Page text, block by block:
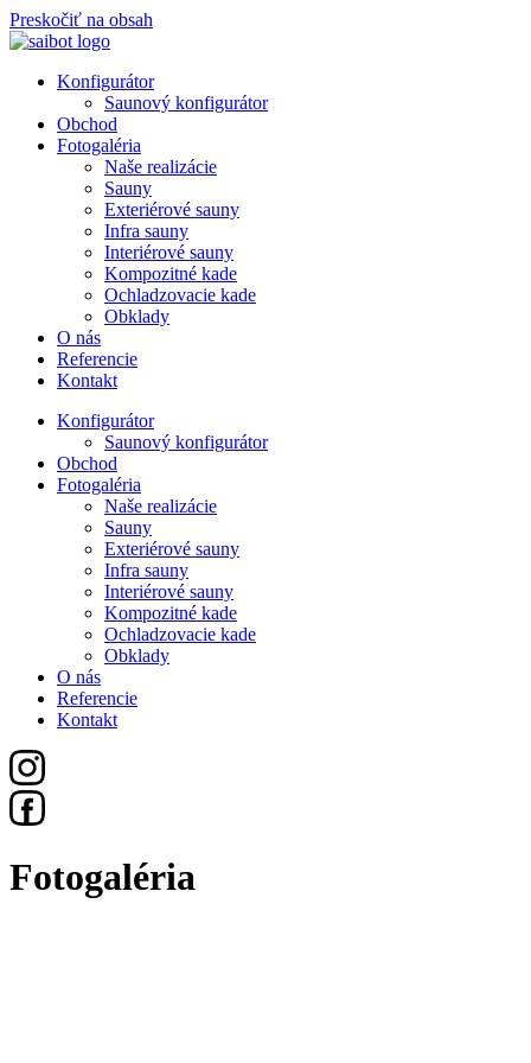
Preskočiť na obsah
Konfigurátor
Saunový konfigurátor
Obchod
Fotogaléria
Naše realizácie
Sauny
Exteriérové sauny
Infra sauny
Interiérové sauny
Kompozitné kade
Ochladzovacie kade
Obklady
O nás
Referencie
Kontakt
Konfigurátor
Saunový konfigurátor
Obchod
Fotogaléria
Naše realizácie
Sauny
Exteriérové sauny
Infra sauny
Interiérové sauny
Kompozitné kade
Ochladzovacie kade
Obklady
O nás
Referencie
Kontakt
Fotogaléria